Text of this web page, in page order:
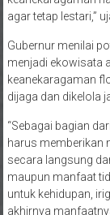
agar tetap lestari,”
Gubernur menilai
menjadi ekowisata
keanekaragaman
dijaga dan dikelola
“Sebagai bagian
harus memberikan
secara langsung
maupun manfaat
untuk kehidupan,
akhirnya